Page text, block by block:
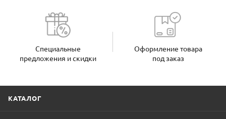
Специальные
предложения и скидки
Оформление товара
под заказ
КАТАЛОГ